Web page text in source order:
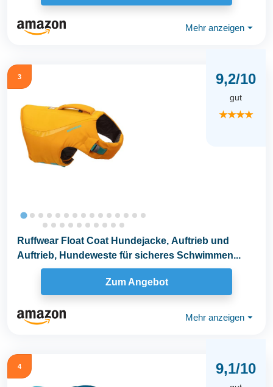
Mehr anzeigen ⏷
3 9,2/10
gut
★★★★
Ruffwear Float Coat Hundejacke, Auftrieb und
Auftrieb, Hundeweste für sicheres Schwimmen...
Zum Angebot
Mehr anzeigen ⏷
4 9,1/10